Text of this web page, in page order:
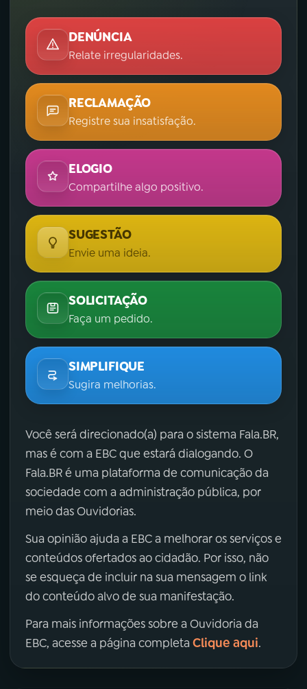
DENÚNCIA
Relate irregularidades.
RECLAMAÇÃO
Registre sua insatisfação.
ELOGIO
Compartilhe algo positivo.
SUGESTÃO
Envie uma ideia.
SOLICITAÇÃO
Faça um pedido.
SIMPLIFIQUE
Sugira melhorias.
Você será direcionado(a) para o sistema Fala.BR,
mas é com a EBC que estará dialogando. O
Fala.BR é uma plataforma de comunicação da
sociedade com a administração pública, por
meio das Ouvidorias.
Sua opinião ajuda a EBC a melhorar os serviços e
conteúdos ofertados ao cidadão. Por isso, não
se esqueça de incluir na sua mensagem o link
do conteúdo alvo de sua manifestação.
Para mais informações sobre a Ouvidoria da
EBC, acesse a página completa Clique aqui.